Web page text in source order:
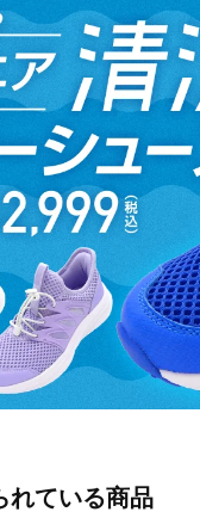
Red / Black / White)
エステル100％
ステル100％
モデル
れている商品